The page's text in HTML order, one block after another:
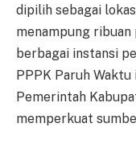
dipilih sebagai
menampung ribuan
berbagai instansi
PPPK Paruh Waktu
Pemerintah
memperkuat